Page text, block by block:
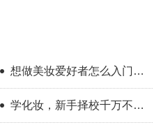
想做美妆爱好者怎么入门？
新手入门完整流程指南
学化妆，新手择校千万不要